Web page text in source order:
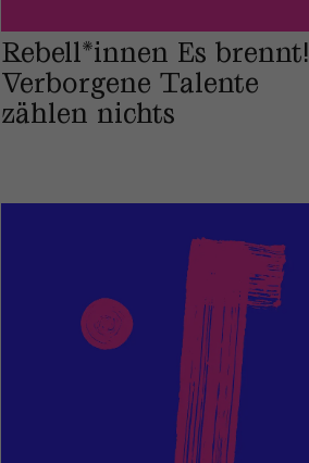
Rebell*innen Es brennt!
Verborgene Talente
zählen nichts